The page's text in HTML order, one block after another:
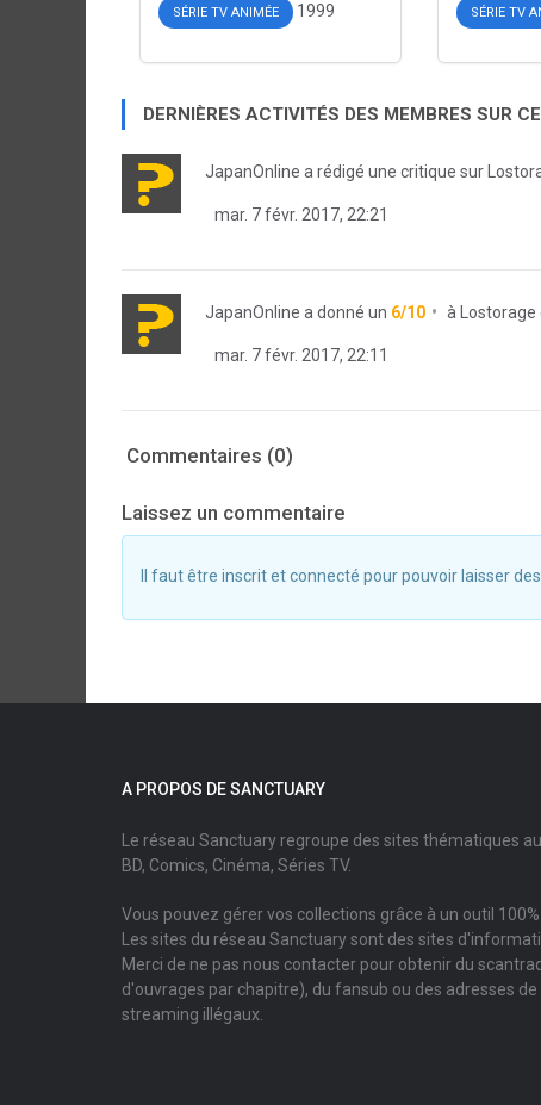
SÉRIE TV ANIMÉE 1999 SÉRIE TV
DERNIÈRES ACTIVITÉS DES MEMBRES SUR
JapanOnline a rédigé une critique sur
mar. 7 févr. 2017, 22:21
JapanOnline a donné un 6/10 à
mar. 7 févr. 2017, 22:11
Commentaires (0)
Laissez un commentaire
Il faut être inscrit et connecté pour pouvoir laisser
A PROPOS DE SANCTUARY
Le réseau Sanctuary regroupe des sites thématiques
BD, Comics, Cinéma, Séries TV.
Vous pouvez gérer vos collections grâce à un outil
Les sites du réseau Sanctuary sont des sites
Merci de ne pas nous contacter pour obtenir du
d'ouvrages par chapitre), du fansub ou des adresses de
streaming illégaux.